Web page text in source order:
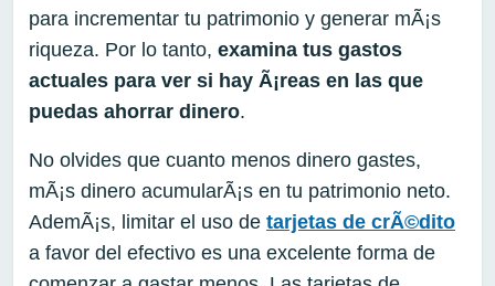
para incrementar tu patrimonio y generar mÃ¡s
riqueza. Por lo tanto, examina tus gastos
actuales para ver si hay Ã¡reas en las que
puedas ahorrar dinero.
No olvides que cuanto menos dinero gastes,
mÃ¡s dinero acumularÃ¡s en tu patrimonio neto.
AdemÃ¡s, limitar el uso de tarjetas de crÃ©dito
a favor del efectivo es una excelente forma de